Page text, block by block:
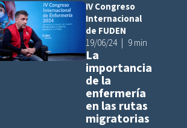
Añadir a
IV Congreso
Internacional
de FUDEN
19/06/24
9 min
La
importancia
de la
enfermería
en las rutas
migratorias